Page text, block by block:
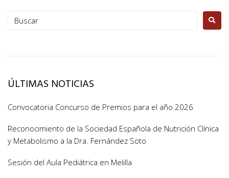
ÚLTIMAS NOTICIAS
Convocatoria Concurso de Premios para el año 2026
Reconocimiento de la Sociedad Española de Nutrición Clínica
y Metabolismo a la Dra. Fernández Soto
Sesión del Aula Pediátrica en Melilla